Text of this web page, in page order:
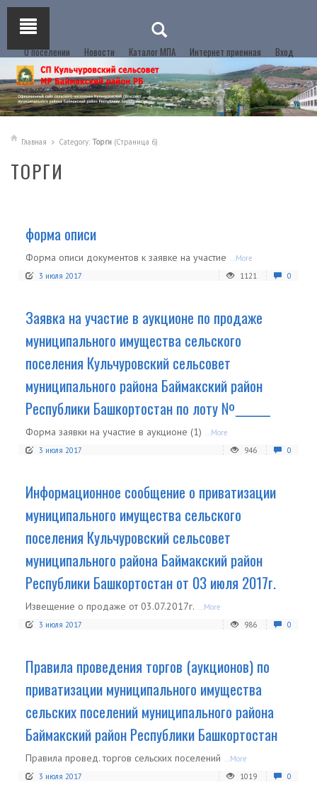
О поселении Новости Каталог МПА Интернет приемная Вход
Главная Category: Торги (Страница 6)
ТОРГИ
форма описи
Форма описи документов к заявке на участие ...More
3 июля 2017
1121 0
Заявка на участие в аукционе по продаже
муниципального имущества сельского
поселения Кульчуровский сельсовет
муниципального района Баймакский район
Республики Башкортостан по лоту №_______
Форма заявки на участие в аукционе (1) ...More
3 июля 2017
946 0
Информационное сообщение о приватизации
муниципального имущества сельского
поселения Кульчуровский сельсовет
муниципального района Баймакский район
Республики Башкортостан от 03 июля 2017г.
Извещение о продаже от 03.07.2017г. ...More
3 июля 2017
986 0
Правила проведения торгов (аукционов) по
приватизации муниципального имущества
сельских поселений муниципального района
Баймакский район Республики Башкортостан
Правила провед. торгов сельских поселений ...More
3 июля 2017
1019 0